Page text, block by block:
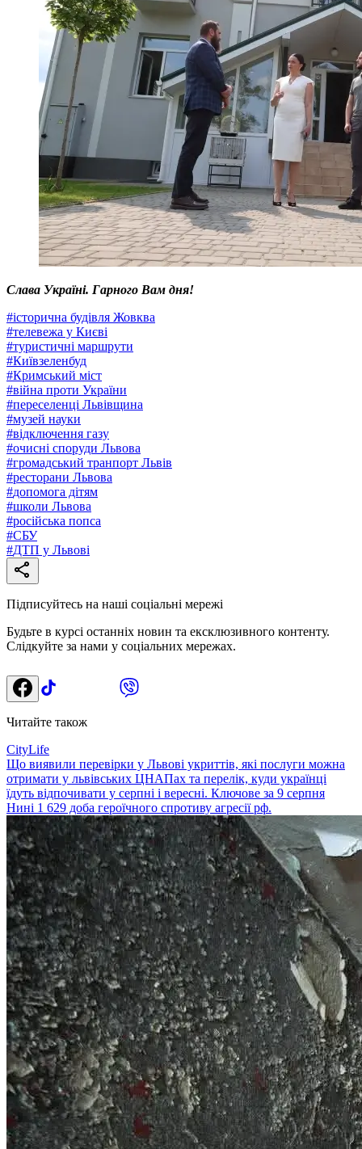
Слава Україні. Гарного Вам дня!
#історична будівля Жовква
#телевежа у Києві
#туристичні маршрути
#Київзеленбуд
#Кримський міст
#війна проти України
#переселенці Львівщина
#музей науки
#відключення газу
#очисні споруди Львова
#громадський транпорт Львів
#ресторани Львова
#допомога дітям
#школи Львова
#російська попса
#СБУ
#ДТП у Львові
Підписуйтесь на наші соціальні мережі
Будьте в курсі останніх новин та ексклюзивного контенту.
Слідкуйте за нами у соціальних мережах.
Читайте також
CityLife
Що виявили перевірки у Львові укриттів, які послуги можна
отримати у львівських ЦНАПах та перелік, куди українці
їдуть відпочивати у серпні і вересні. Ключове за 9 серпня
Нині 1 629 доба героїчного спротиву агресії рф.